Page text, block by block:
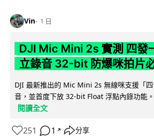
Vin 1 日
DJI Mic Mini 2s 實測 四發
立錄音 32-bit 防爆咪拍片
DJI 最新推出的 Mic Mini 2s 無線咪支援「
音，並首度下放 32-bit Float 浮點內錄功能
閱讀全文
251 1 ↗ 分享